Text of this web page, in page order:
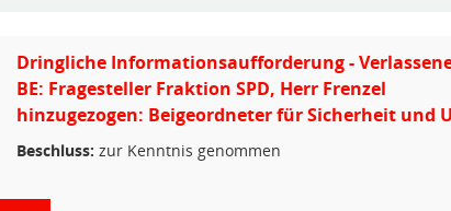
Dringliche Informationsaufforderung -
BE: Fragesteller Fraktion SPD, Herr Frenzel
hinzugezogen: Beigeordneter für Sicherheit und
Beschluss: zur Kenntnis genommen